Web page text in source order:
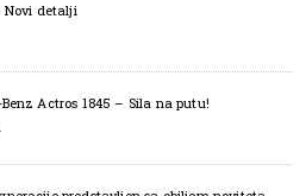
Novi detalji
Actros 1845 – Sila na putu!